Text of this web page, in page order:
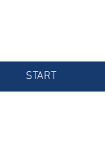
START